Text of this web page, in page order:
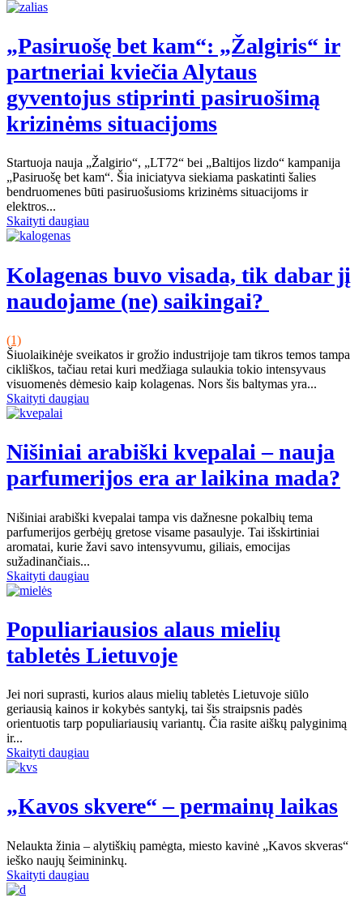
„Pasiruošę bet kam“: „Žalgiris“ ir
partneriai kviečia Alytaus
gyventojus stiprinti pasiruošimą
krizinėms situacijoms
Startuoja nauja „Žalgirio“, „LT72“ bei „Baltijos lizdo“ kampanija
„Pasiruošę bet kam“. Šia iniciatyva siekiama paskatinti šalies
bendruomenes būti pasiruošusioms krizinėms situacijoms ir
elektros...
Skaityti daugiau
Kolagenas buvo visada, tik dabar jį
naudojame (ne) saikingai?
(1)
Šiuolaikinėje sveikatos ir grožio industrijoje tam tikros temos tampa
cikliškos, tačiau retai kuri medžiaga sulaukia tokio intensyvaus
visuomenės dėmesio kaip kolagenas. Nors šis baltymas yra...
Skaityti daugiau
Nišiniai arabiški kvepalai – nauja
parfumerijos era ar laikina mada?
Nišiniai arabiški kvepalai tampa vis dažnesne pokalbių tema
parfumerijos gerbėjų gretose visame pasaulyje. Tai išskirtiniai
aromatai, kurie žavi savo intensyvumu, giliais, emocijas
sužadinančiais...
Skaityti daugiau
Populiariausios alaus mielių
tabletės Lietuvoje
Jei nori suprasti, kurios alaus mielių tabletės Lietuvoje siūlo
geriausią kainos ir kokybės santykį, tai šis straipsnis padės
orientuotis tarp populiariausių variantų. Čia rasite aiškų palyginimą
ir...
Skaityti daugiau
„Kavos skvere“ – permainų laikas
Nelaukta žinia – alytiškių pamėgta, miesto kavinė „Kavos skveras“
ieško naujų šeimininkų.
Skaityti daugiau